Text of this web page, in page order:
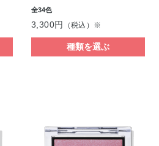
全34色
3,300円 （税込）※
種類を選ぶ